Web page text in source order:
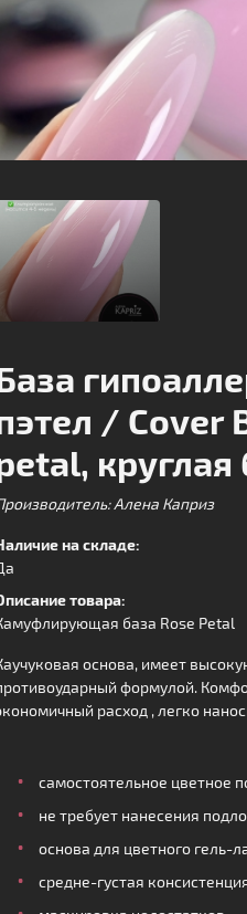
/ Cover
круглая
Алена Каприз
на складе:
товара:
база Rose Petal
основа, имеет
формулой.
расход , легко
самостоятельное цветное
не требует нанесения
основа для цветного гель-
средне-густая